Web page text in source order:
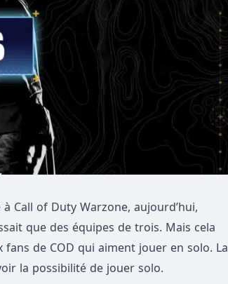
Call of Duty Warzone, aujourd’hui,
que des équipes de trois. Mais cela
de COD qui aiment jouer en solo. La
la possibilité de jouer solo.